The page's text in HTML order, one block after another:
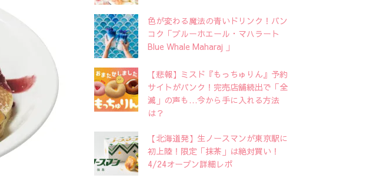
色が変わる魔法の青いドリンク！バン
コク「ブルーホエール・マハラート
Blue Whale Maharaj 」
【悲報】ミスド『もっちゅりん』予約
サイトがパンク！完売店舗続出で「全
滅」の声も…今から手に入れる方法
は？
【北海道発】生ノースマンが東京駅に
初上陸！限定「抹茶」は絶対買い！
4/24オープン詳細レポ